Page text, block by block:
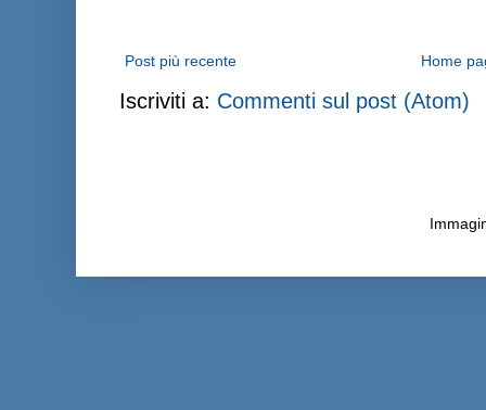
Post più recente Home
Iscriviti a: Commenti sul post (Atom)